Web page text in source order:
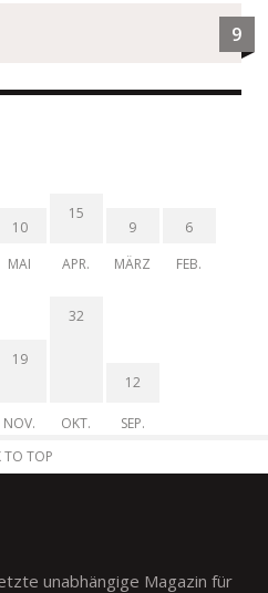
9
10
MAI
15
APR.
9
MÄRZ
6
FEB.
19
NOV.
32
OKT.
12
SEP.
TO TOP
unabhängige Magazin für